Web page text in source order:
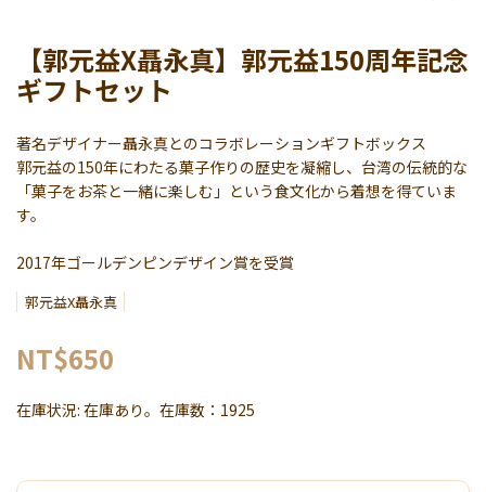
【郭元益X聶永真】郭元益150周年記念
ギフトセット
著名デザイナー聶永真とのコラボレーションギフトボックス
郭元益の150年にわたる菓子作りの歴史を凝縮し、台湾の伝統的な
「菓子をお茶と一緒に楽しむ」という食文化から着想を得ていま
す。
2017年ゴールデンピンデザイン賞を受賞
郭元益X聶永真
NT$650
在庫状況: 在庫あり。在庫数：1925